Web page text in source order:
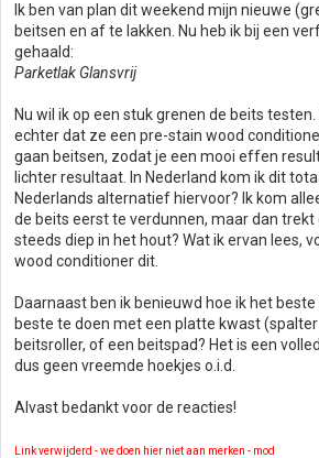
Ik ben van plan dit weekend mijn nieuwe
beitsen en af te lakken. Nu heb ik bij een
gehaald:
Parketlak Glansvrij
Nu wil ik op een stuk grenen de beits
echter dat ze een pre-stain wood
gaan beitsen, zodat je een mooi effen
lichter resultaat. In Nederland kom ik dit
Nederlands alternatief hiervoor? Ik kom
de beits eerst te verdunnen, maar dan trekt
steeds diep in het hout? Wat ik ervan lees,
wood conditioner dit.
Daarnaast ben ik benieuwd hoe ik het
beste te doen met een platte kwast
beitsroller, of een beitspad? Het is een
dus geen vreemde hoekjes o.i.d.
Alvast bedankt voor de reacties!
Link verwijderd - we doen hier niet aan merken - mod